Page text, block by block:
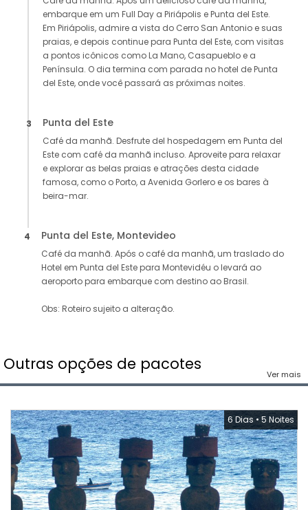
embarque em um Full Day a Piriápolis e Punta del Este.
Em Piriápolis, admire a vista do Cerro San Antonio e suas
praias, e depois continue para Punta del Este, com visitas
a pontos icônicos como La Mano, Casapueblo e a
Península. O dia termina com parada no hotel de Punta
del Este, onde você passará as próximas noites.
3 Punta del Este
Café da manhã. Desfrute del hospedagem em Punta del
Este com café da manhã incluso. Aproveite para relaxar
e explorar as belas praias e atrações desta cidade
famosa, como o Porto, a Avenida Gorlero e os bares à
beira-mar.
4 Punta del Este, Montevideo
Café da manhã. Após o café da manhã, um traslado do
Hotel em Punta del Este para Montevidéu o levará ao
aeroporto para embarque com destino ao Brasil.
Obs: Roteiro sujeito a alteração.
Outras opções de pacotes
Ver mais
6 Dias • 5 Noites